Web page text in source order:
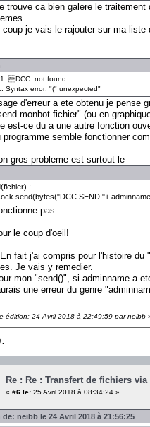
trouve ca bien galere le
coup je vais le rajouter sur ma liste
DCC: not found
Syntax error: "(" unexpected"
d'erreur a ete obtenu je pense
monbot fichier" (ou en
est-ce du a une autre fonction
programme semble fonctionner
gros probleme est surtout le
:
SEND "+
pas.
le coup d'oeil!
fait j'ai compris pour l'histoire du
Je vais y remedier.
mon "send()", si adminname a
une erreur du genre
édition: 24 Avril 2018 à 22:49:59 par neibb
Re : Re : Transfert de fichiers
« #6 le: 25 Avril 2018 à 08:34:24 »
neibb le 24 Avril 2018 à 21:56:25